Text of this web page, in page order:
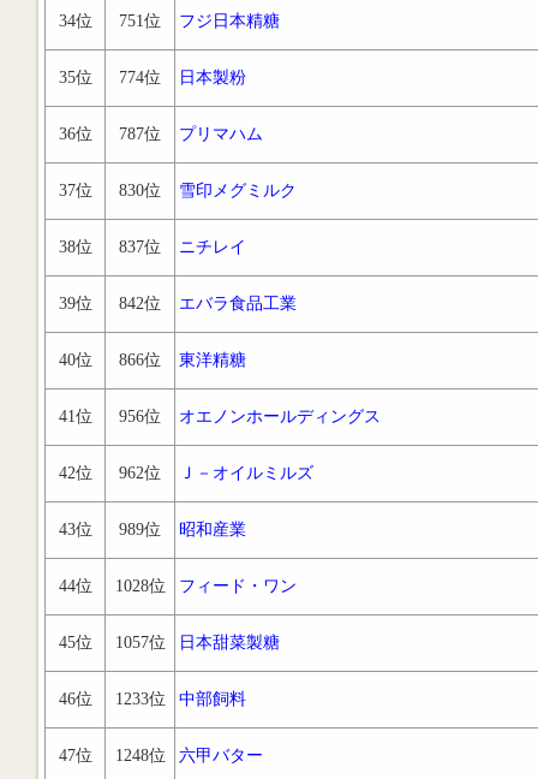
34位 751位 フジ日本精糖
35位 774位 日本製粉
36位 787位 プリマハム
37位 830位 雪印メグミルク
38位 837位 ニチレイ
39位 842位 エバラ食品工業
40位 866位 東洋精糖
41位 956位 オエノンホールディングス
42位 962位 Ｊ－オイルミルズ
43位 989位 昭和産業
44位 1028位 フィード・ワン
45位 1057位 日本甜菜製糖
46位 1233位 中部飼料
47位 1248位 六甲バター